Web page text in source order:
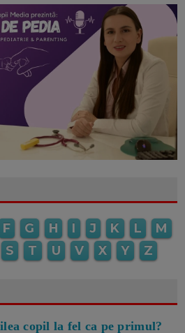
F G H I J K L
M
S T U V X Y Z
copil la fel ca pe primul?